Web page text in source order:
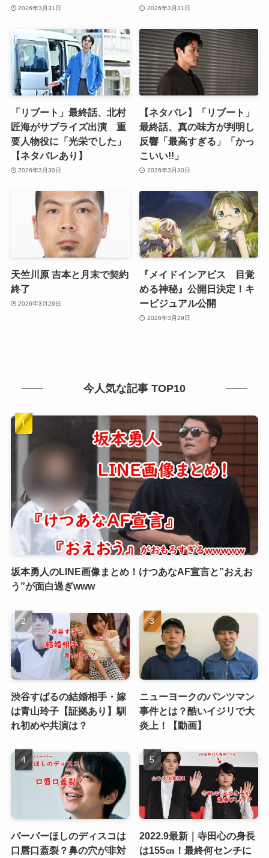
2026年3月31日 2026年3月31日
「リブート」最終話、北村
匠海がサプライズ出演 重
要人物役に「光栄でした」
【ネタバレあり】
2026年3月30日
【ネタバレ】「リブート」
最終話、真の味方が判明し
反響「最高すぎる」「かっ
こいい!!」
2026年3月30日
天竺川原 吉本と月末で契約
終了
2026年3月29日
『メイドインアビス 目覚
める神秘』公開日決定！キ
ービジュアル公開
2026年3月29日
今人気な記事 TOP10
坂本勇人のLINE画像まとめ！けつあなAF宣言と”おえお
う”が面白過ぎwww
渋谷すばるの結婚相手・嫁
は青山玲子【証拠あり】馴
れ初めや共演は？
ニューヨークのパンツマン
事件とは？酷いイジリで大
炎上！【動画】
パーパーほしのディスコは
口唇口蓋裂？鼻の穴が非対
2022.9最新｜寺田心の身長
は155㎝！最終何センチに